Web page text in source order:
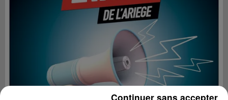
Continuer sans accepter